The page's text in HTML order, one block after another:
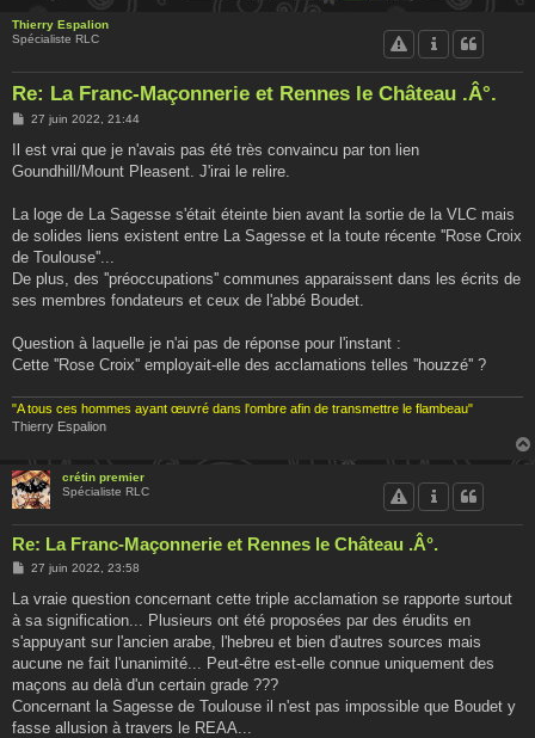
Thierry Espalion
Spécialiste RLC
Re: La Franc-Maçonnerie et Rennes le Château .Â°.
M
s
a
27 juin 2022, 21:44
Il est vrai que je n'avais pas été très convaincu par ton lien
Goundhill/Mount Pleasent. J'irai le relire.
La loge de La Sagesse s'était éteinte bien avant la sortie de la VLC mais
de solides liens existent entre La Sagesse et la toute récente ''Rose Croix
de Toulouse''...
De plus, des ''préoccupations'' communes apparaissent dans les écrits de
ses membres fondateurs et ceux de l'abbé Boudet.
Question à laquelle je n'ai pas de réponse pour l'instant :
Cette ''Rose Croix'' employait-elle des acclamations telles ''houzzé'' ?
"A tous ces hommes ayant œuvré dans l'ombre afin de transmettre le flambeau"
Thierry Espalion
crétin premier
Spécialiste RLC
Re: La Franc-Maçonnerie et Rennes le Château .Â°.
M
s
a
g
e
27 juin 2022, 23:58
La vraie question concernant cette triple acclamation se rapporte surtout
à sa signification... Plusieurs ont été proposées par des érudits en
s'appuyant sur l'ancien arabe, l'hebreu et bien d'autres sources mais
aucune ne fait l'unanimité... Peut-être est-elle connue uniquement des
maçons au delà d'un certain grade ???
Concernant la Sagesse de Toulouse il n'est pas impossible que Boudet y
fasse allusion à travers le REAA...